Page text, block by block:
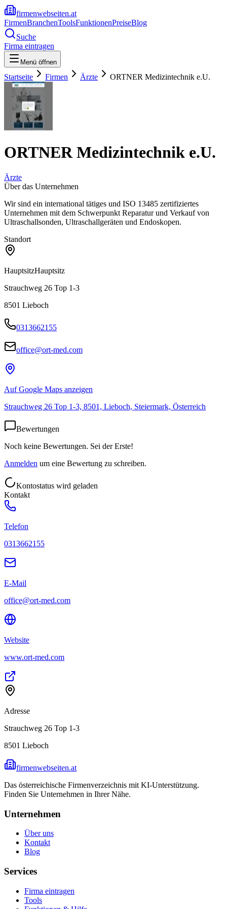
firmenwebseiten.at
FirmenBranchenToolsFunktionenPreiseBlog
Suche
Firma eintragen
Menü öffnen
Startseite Firmen Ärzte ORTNER Medizintechnik e.U.
ORTNER Medizintechnik e.U.
Ärzte
Über das Unternehmen
Wir sind ein international tätiges und ISO 13485 zertifiziertes
Unternehmen mit dem Schwerpunkt Reparatur und Verkauf von
Ultraschallsonden, Ultraschallgeräten und Endoskopen.
Standort
HauptsitzHauptsitz
Strauchweg 26 Top 1-3
8501 Lieboch
0313662155
office@ort-med.com
Auf Google Maps anzeigen
Strauchweg 26 Top 1-3, 8501, Lieboch, Steiermark, Österreich
Bewertungen
Noch keine Bewertungen. Sei der Erste!
Anmelden um eine Bewertung zu schreiben.
Kontostatus wird geladen
Kontakt
Telefon
0313662155
E-Mail
office@ort-med.com
Website
www.ort-med.com
Adresse
Strauchweg 26 Top 1-3
8501 Lieboch
firmenwebseiten.at
Das österreichische Firmenverzeichnis mit KI-Unterstützung.
Finden Sie Unternehmen in Ihrer Nähe.
Unternehmen
Über uns
Kontakt
Blog
Services
Firma eintragen
Tools